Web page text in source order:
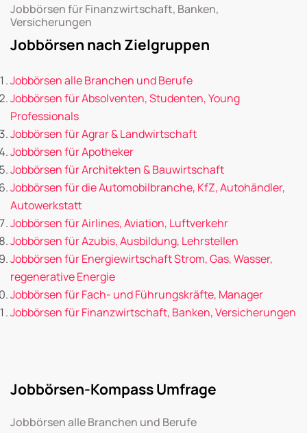
Jobbörsen für Finanzwirtschaft, Banken,
Versicherungen
Jobbörsen nach Zielgruppen
Jobbörsen alle Branchen und Berufe
Jobbörsen für Absolventen, Studenten, Young
Professionals
Jobbörsen für Agrar & Landwirtschaft
Jobbörsen für Apotheker
Jobbörsen für Architekten & Bauwirtschaft
Jobbörsen für die Automobilbranche, KfZ, Autohändler,
Autowerkstatt
Jobbörsen für Airlines, Aviation, Luftverkehr
Jobbörsen für Azubis, Ausbildung, Lehrstellen
Jobbörsen für Energiewirtschaft Strom, Gas, Wasser,
regenerative Energie
Jobbörsen für Fach- und Führungskräfte, Manager
Jobbörsen für Finanzwirtschaft, Banken, Versicherungen
Jobbörsen-Kompass Umfrage
Jobbörsen alle Branchen und Berufe